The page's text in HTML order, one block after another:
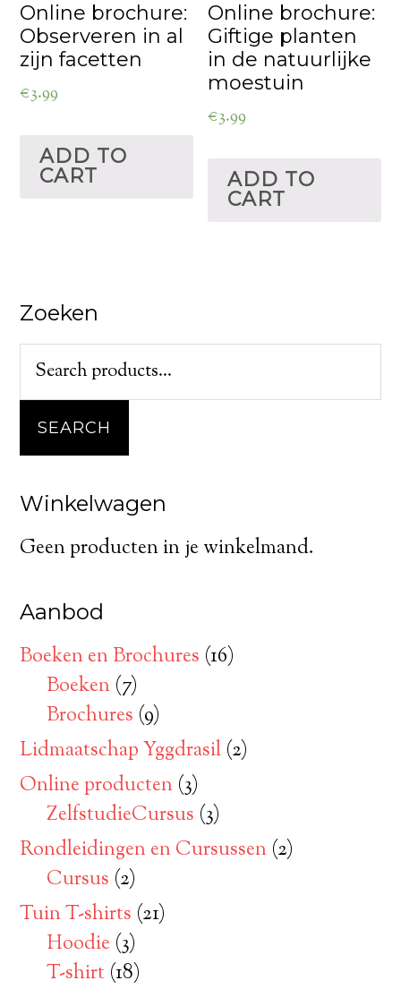
Online brochure:
Observeren in al
zijn facetten
€3.99
ADD TO
CART
Online brochure:
Giftige planten
in de natuurlijke
moestuin
€3.99
ADD TO
CART
Zoeken
SEARCH
Winkelwagen
Geen producten in je winkelmand.
Aanbod
Boeken en Brochures (16)
Boeken (7)
Brochures (9)
Lidmaatschap Yggdrasil (2)
Online producten (3)
ZelfstudieCursus (3)
Rondleidingen en Cursussen (2)
Cursus (2)
Tuin T-shirts (21)
Hoodie (3)
T-shirt (18)